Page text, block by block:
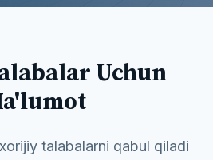
Uchun
talabalarni qabul qiladi